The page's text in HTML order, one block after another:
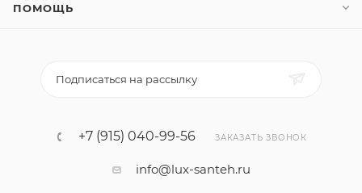
ПОМОЩЬ
Подписаться на рассылку
+7 (915) 040-99-56 ЗАКАЗАТЬ ЗВОНОК
info@lux-santeh.ru